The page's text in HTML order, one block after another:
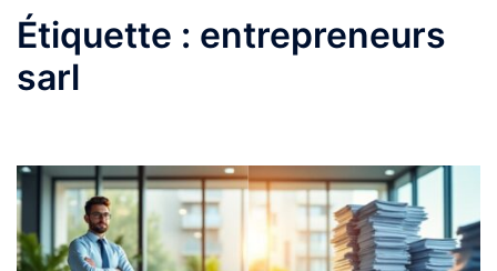
Étiquette : entrepreneurs
sarl